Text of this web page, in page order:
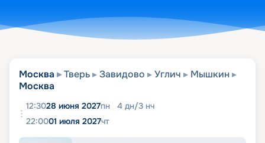
Москва Тверь Завидово Углич
Мышкин
Москва
12:3028 июня 2027пн 4 дн/3 нч
22:0001 июля 2027чт